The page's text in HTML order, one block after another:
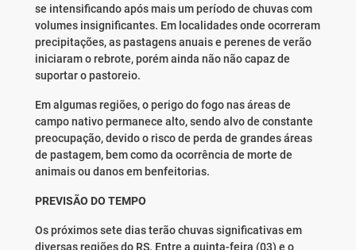
se intensificando após mais um período de chuvas com
volumes insignificantes. Em localidades onde ocorreram
precipitações, as pastagens anuais e perenes de verão
iniciaram o rebrote, porém ainda não não capaz de
suportar o pastoreio.
Em algumas regiões, o perigo do fogo nas áreas de
campo nativo permanece alto, sendo alvo de constante
preocupação, devido o risco de perda de grandes áreas
de pastagem, bem como da ocorrência de morte de
animais ou danos em benfeitorias.
PREVISÃO DO TEMPO
Os próximos sete dias terão chuvas significativas em
diversas regiões do RS. Entre a quinta-feira (03) e o